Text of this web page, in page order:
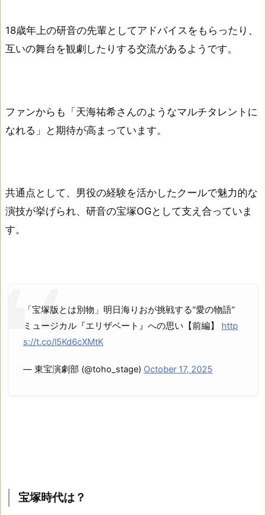
18歳年上の研音の先輩としてアドバイスをもらったり、
互いの舞台を観劇したりする交流があるようです。
ファンからも「天海祐希さんのようなマルチタレントに
なれる」と期待が高まっています。
共通点として、男役の経験を活かしたクールで魅力的な
演技が挙げられ、研音の宝塚OGとして支え合っていま
す。
「宝塚版とは別物」明日海りおが挑戦する“愛の物語”
ミュージカル『エリザベート』への思い【前編】 http
s://t.co/l5Kd6cXMtK
— 東宝演劇部 (@toho_stage) October 17, 2025
宝塚時代は？